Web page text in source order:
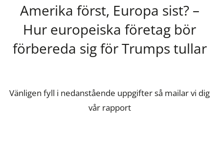
Amerika först, Europa sist? –
Hur europeiska företag bör
förbereda sig för Trumps tullar
Vänligen fyll i nedanstående uppgifter så mailar vi dig
vår rapport